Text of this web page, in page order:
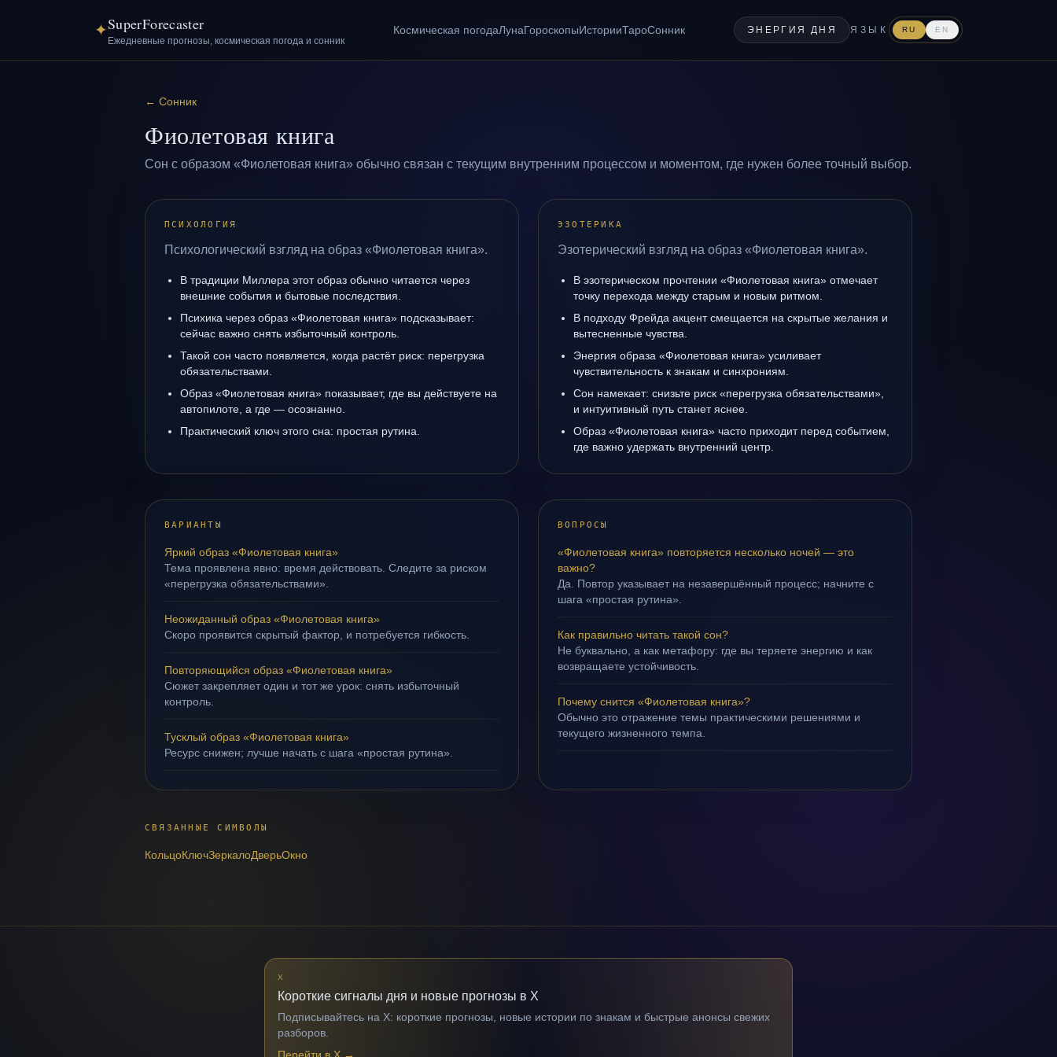
✦SuperForecaster
Ежедневные прогнозы, космическая погода и сонник
Космическая погодаЛунаГороскопыИсторииТароСонник ЭНЕРГИЯ ДНЯ ЯЗЫК RU EN
← Сонник
Фиолетовая книга
Сон с образом «Фиолетовая книга» обычно связан с текущим внутренним процессом и моментом, где нужен более точный выбор.
ПСИХОЛОГИЯ
Психологический взгляд на образ «Фиолетовая книга».
В традиции Миллера этот образ обычно читается через
внешние события и бытовые последствия.
Психика через образ «Фиолетовая книга» подсказывает:
сейчас важно снять избыточный контроль.
Такой сон часто появляется, когда растёт риск: перегрузка
обязательствами.
Образ «Фиолетовая книга» показывает, где вы действуете на
автопилоте, а где — осознанно.
Практический ключ этого сна: простая рутина.
ЭЗОТЕРИКА
Эзотерический взгляд на образ «Фиолетовая книга».
В эзотерическом прочтении «Фиолетовая книга» отмечает
точку перехода между старым и новым ритмом.
В подходу Фрейда акцент смещается на скрытые желания и
вытесненные чувства.
Энергия образа «Фиолетовая книга» усиливает
чувствительность к знакам и синхрониям.
Сон намекает: снизьте риск «перегрузка обязательствами»,
и интуитивный путь станет яснее.
Образ «Фиолетовая книга» часто приходит перед событием,
где важно удержать внутренний центр.
ВАРИАНТЫ
Яркий образ «Фиолетовая книга»
Тема проявлена явно: время действовать. Следите за риском
«перегрузка обязательствами».
Неожиданный образ «Фиолетовая книга»
Скоро проявится скрытый фактор, и потребуется гибкость.
Повторяющийся образ «Фиолетовая книга»
Сюжет закрепляет один и тот же урок: снять избыточный
контроль.
Тусклый образ «Фиолетовая книга»
Ресурс снижен; лучше начать с шага «простая рутина».
ВОПРОСЫ
«Фиолетовая книга» повторяется несколько ночей — это
важно?
Да. Повтор указывает на незавершённый процесс; начните с
шага «простая рутина».
Как правильно читать такой сон?
Не буквально, а как метафору: где вы теряете энергию и как
возвращаете устойчивость.
Почему снится «Фиолетовая книга»?
Обычно это отражение темы практическими решениями и
текущего жизненного темпа.
СВЯЗАННЫЕ СИМВОЛЫ
КольцоКлючЗеркалоДверьОкно
X
Короткие сигналы дня и новые прогнозы в X
Подписывайтесь на X: короткие прогнозы, новые истории по знакам и быстрые анонсы свежих
разборов.